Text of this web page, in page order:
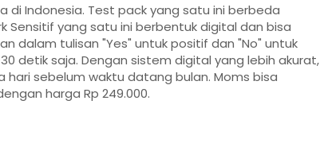
Indonesia. Test pack yang satu ini berbeda
yang satu ini berbentuk digital dan bisa
dalam tulisan "Yes" untuk positif dan "No" untuk
detik saja. Dengan sistem digital yang lebih akurat,
hari sebelum waktu datang bulan. Moms bisa
harga Rp 249.000.